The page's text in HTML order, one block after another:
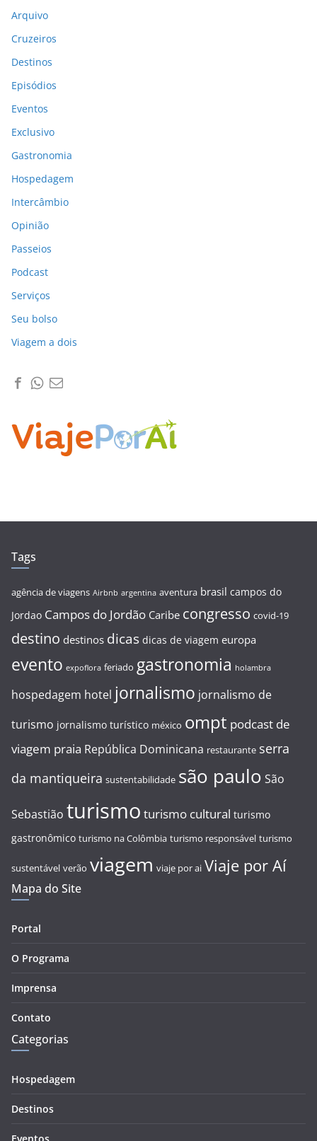
Arquivo
Cruzeiros
Destinos
Episódios
Eventos
Exclusivo
Gastronomia
Hospedagem
Intercâmbio
Opinião
Passeios
Podcast
Serviços
Seu bolso
Viagem a dois
Tags
agência de viagens Airbnb argentina aventura brasil campos do
Jordao Campos do Jordão Caribe congresso covid-19
destino destinos dicas dicas de viagem europa
evento expoflora feriado gastronomia holambra
hospedagem hotel jornalismo jornalismo de
turismo jornalismo turístico méxico ompt podcast de
viagem praia República Dominicana restaurante serra
da mantiqueira sustentabilidade são paulo São
Sebastião turismo turismo cultural turismo
gastronômico turismo na Colômbia turismo responsável turismo
sustentável verão viagem viaje por ai Viaje por Aí
Mapa do Site
Portal
O Programa
Imprensa
Contato
Categorias
Hospedagem
Destinos